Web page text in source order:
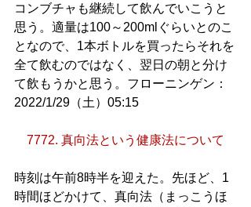
コンブチャも継続して飲んでいこうと
思う。適量は100～200mlぐらいとのこ
となので、1本ボトルを買ったらそれを
全て飲むのではなく、翌日の朝と分け
て飲もうかと思う。フローニンゲン：
2022/1/29（土）05:15
7772. 真向法という健康法について
時刻は午前8時半を迎えた。先ほど、1
時間ほどかけて、真向法（まっこうほ